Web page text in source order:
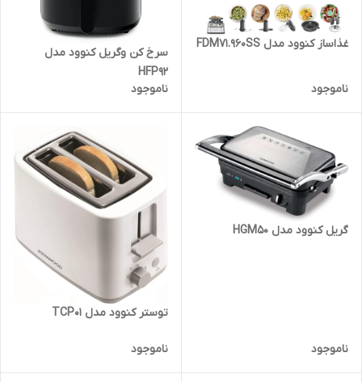
غذاساز کنوود مدل FDM71.960SS
ناموجود
سرخ کن وگریل کنوود مدل
HFP92
ناموجود
گریل کنوود مدل HGM50
ناموجود
توستر کنوود مدل TCP01
ناموجود